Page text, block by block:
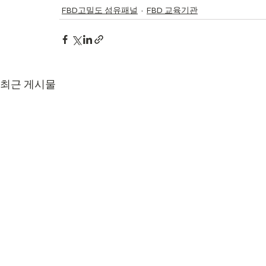
FBD고밀도 섬유패널 FBD 교육기관
최근 게시물